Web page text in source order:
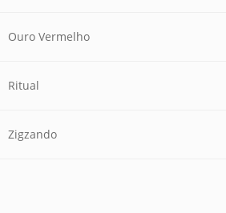
Ouro Vermelho
Ritual
Zigzando